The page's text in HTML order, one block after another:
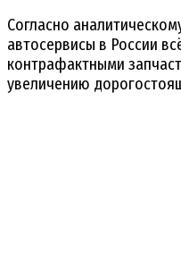
Согласно
автосервисы в России
контрафактными
увеличению